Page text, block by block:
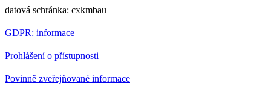
datová schránka: cxkmbau
GDPR: informace
Prohlášení o přístupnosti
Povinně zveřejňované informace